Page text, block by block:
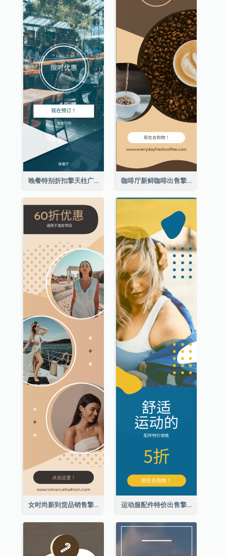
晚餐特别折扣擎天柱广告 咖啡厅新鲜咖啡出售擎天柱广告
女时尚新到货品销售擎天柱广告 运动服配件特价出售擎天柱广告